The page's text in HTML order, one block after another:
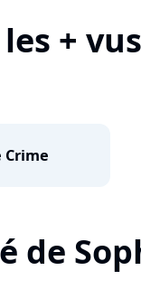
+
Crime
de